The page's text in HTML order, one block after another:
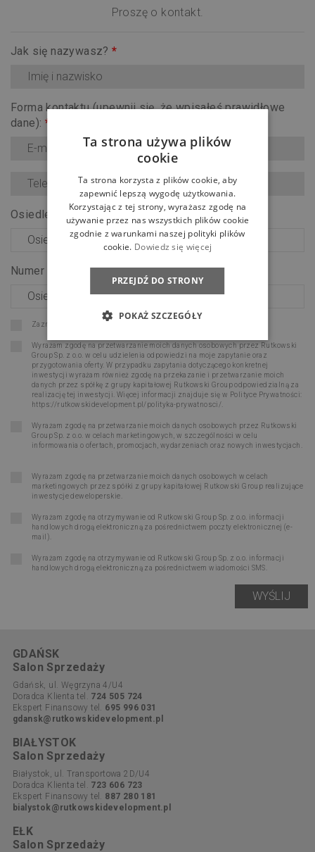
Proszę o kontakt.
Jak się nazywasz?*
Forma kontaktu (upewnij się, że wpisałeś prawidłowe
dane): *
Osiedle:
Numer lokalu:
Zaznacz wszystkie zgody
Wyrażam zgodę na przetwarzanie moich danych osobowych przez Rutkowski
Group Sp. z o.o. w celu udzielenia odpowiedzi na moje zapytanie oraz
przygotowania oferty. W przypadku zapytania dotyczącego konkretnej
inwestycji wyrażam również zgodę na przekazanie i przetwarzanie moich
danych przez spółkę z grupy kapitałowej Rutkowski Group odpowiedzialną za
realizację tej inwestycji. Więcej informacji znajduje się w Polityce Prywatności:
https://rutkowskidevelopment.pl/polityka-prywatnosci/
Wyrażam zgodę na przetwarzanie moich danych osobowych przez Rutkowski
Group Sp. z o.o. w celach marketingowych, w szczególności w celu
informowania o ofertach, promocjach, wydarzeniach oraz nowych inwestycjach.
Wyrażam zgodę na przetwarzanie moich danych osobowych w celach
marketingowych przez spółki z grupy kapitałowej Rutkowski Group realizujące
inwestycje deweloperskie.
Wyrażam zgodę na otrzymywanie od Rutkowski Group Sp. z o.o. informacji
handlowych drogą elektroniczną za pośrednictwem poczty elektronicznej (e-
mail).
Wyrażam zgodę na otrzymywanie od Rutkowski Group Sp. z o.o. informacji
handlowych drogą elektroniczną za pośrednictwem wiadomości SMS.
GDAŃSK
Salon Sprzedaży
Gdańsk, ul. Węgrzyna 4/U4
Doradca Klienta tel. 724 505 724
Ekspert Finansowy tel. 695 996 031
gdansk@rutkowskidevelopment.pl
BIAŁYSTOK
Salon Sprzedaży
Białystok, ul. Transportowa 2D/U4
Doradca Klienta tel. 723 606 723
Ekspert Finansowy tel. 887 280 181
bialystok@rutkowskidevelopment.pl
EŁK
Salon Sprzedaży
Ta strona używa plików
cookie
Ta strona korzysta z plików cookie, aby
zapewnić lepszą wygodę użytkowania.
Korzystając z tej strony, wyrażasz zgodę na
używanie przez nas wszystkich plików cookie
zgodnie z warunkami naszej polityki plików
cookie. Dowiedz się więcej
PRZEJDŹ DO STRONY
POKAŻ SZCZEGÓŁY